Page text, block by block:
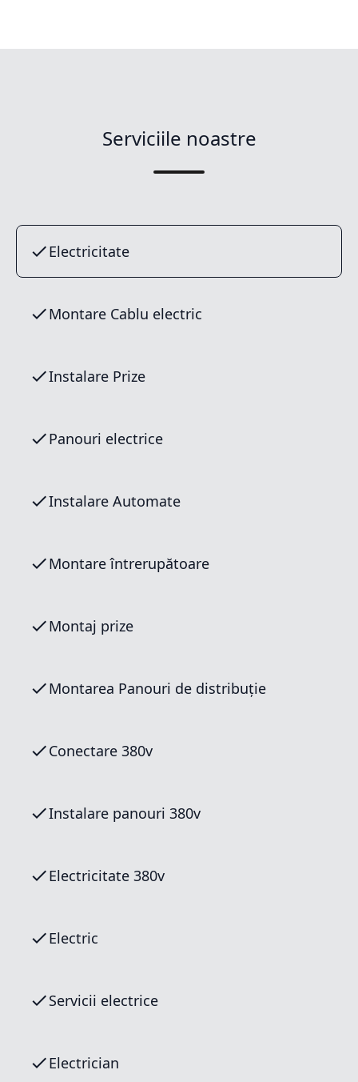
Serviciile noastre
Electricitate
Montare Cablu electric
Instalare Prize
Panouri electrice
Instalare Automate
Montare întrerupătoare
Montaj prize
Montarea Panouri de distribuție
Conectare 380v
Instalare panouri 380v
Electricitate 380v
Electric
Servicii electrice
Electrician